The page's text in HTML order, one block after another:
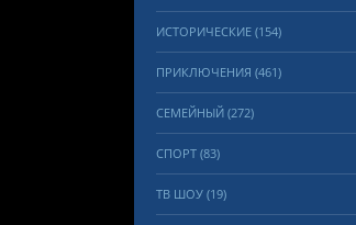
ИСТОРИЧЕСКИЕ (154)
ПРИКЛЮЧЕНИЯ (461)
СЕМЕЙНЫЙ (272)
СПОРТ (83)
ТВ ШОУ (19)